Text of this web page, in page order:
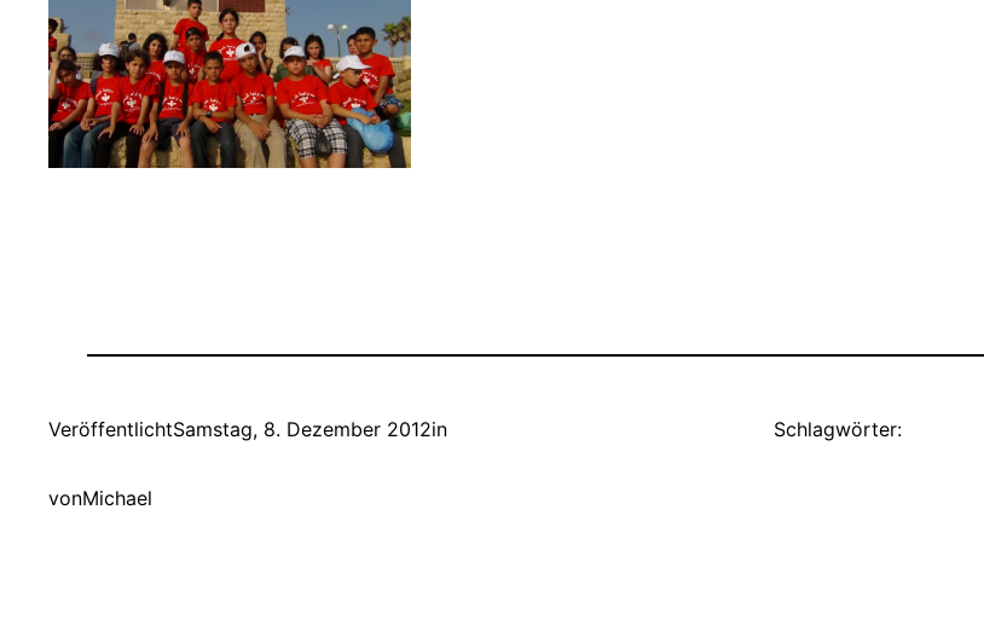
VeröffentlichtSamstag, 8. Dezember 2012in
vonMichael
Schlagwörter: